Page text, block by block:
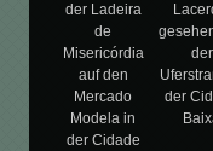
der Ladeira
de
Misericórdia
auf den
Mercado
Modela in
der Cidade
der
der